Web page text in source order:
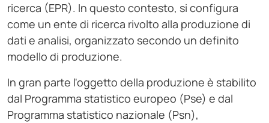
ricerca (EPR). In questo contesto, si configura
come un ente di ricerca rivolto alla produzione di
dati e analisi, organizzato secondo un definito
modello di produzione.
In gran parte l'oggetto della produzione è stabilito
dal Programma statistico europeo (Pse) e dal
Programma statistico nazionale (Psn),